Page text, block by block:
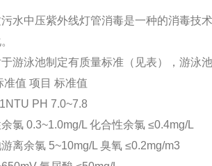
2025-11-17
水中压紫外线灯管消毒是一种的消毒技
游泳池制定有质量标准（见表），游泳
准值 项目 标准值
PH 7.0~7.8
氯 0.3~1.0mg/L 化合性余氯 ≤0.4mg/L
离余氯 5~10mg/L 臭氧 ≤0.2mg/m3